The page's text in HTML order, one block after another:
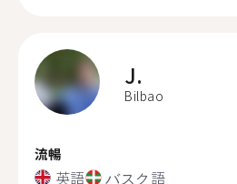
J.
Bilbao
流暢
英語 バスク語